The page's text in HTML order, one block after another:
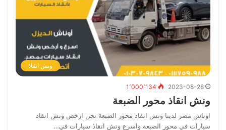
ونش انقاذ
2023-08-28 1٬000٬134
ونش انقاذ محور الضبعة
اوناش مصر لدينا ونش انقاذ محور الضبعة نحن ارخص ونش انقاذ
سيارات في محور الضبعة واسرع ونش انقاذ سيارات في…